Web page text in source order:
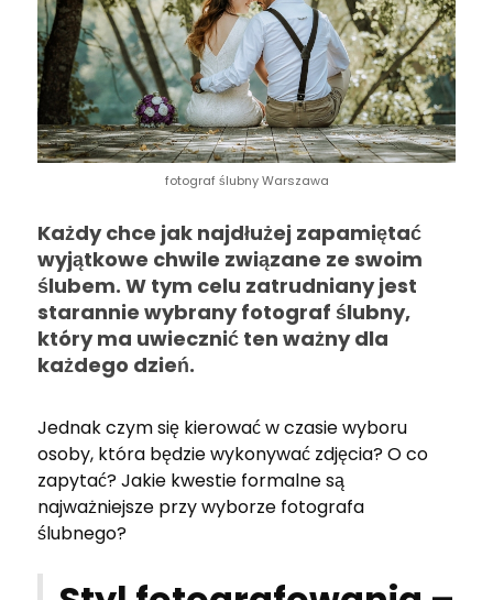
fotograf ślubny Warszawa
Każdy chce jak najdłużej zapamiętać
wyjątkowe chwile związane ze swoim
ślubem. W tym celu zatrudniany jest
starannie wybrany fotograf ślubny,
który ma uwiecznić ten ważny dla
każdego dzień.
Jednak czym się kierować w czasie wyboru
osoby, która będzie wykonywać zdjęcia? O co
zapytać? Jakie kwestie formalne są
najważniejsze przy wyborze fotografa
ślubnego?